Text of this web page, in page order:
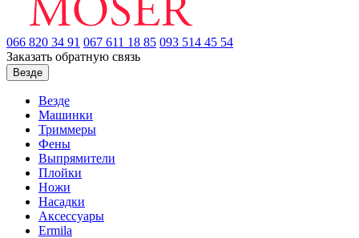
066 820 34 91 067 611 18 85 093 514 45 54
Заказать обратную связь
Везде
Везде
Машинки
Триммеры
Фены
Выпрямители
Плойки
Ножи
Насадки
Аксессуары
Ermila